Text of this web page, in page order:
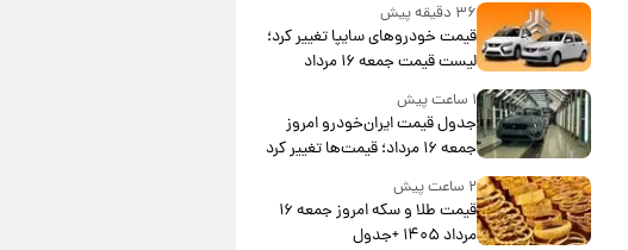
۳۶ دقیقه پیش
قیمت خودروهای سایپا تغییر کرد؛
لیست قیمت جمعه ۱۶ مرداد
منتشر شد
۱ ساعت پیش
جدول قیمت ایران‌خودرو امروز
جمعه ۱۶ مرداد؛ قیمت‌ها تغییر کرد
۲ ساعت پیش
قیمت طلا و سکه امروز جمعه ۱۶
مرداد ۱۴۰۵ +جدول